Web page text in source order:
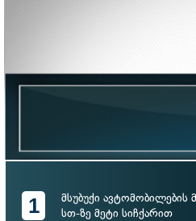
1
მსუბუქი ავტომობილების
სთ-ზე მეტი სიჩქარით